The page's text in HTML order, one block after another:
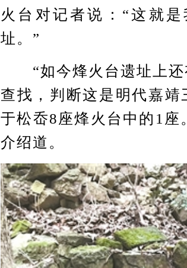
火台对记者说：“这就
址。”
“如今烽火台遗址上还
查找，判断这是明代嘉
于松岙8座烽火台中的1座
介绍道。